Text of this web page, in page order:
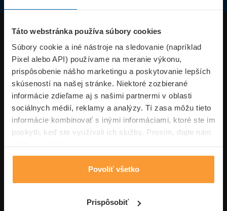
Táto webstránka používa súbory cookies
Súbory cookie a iné nástroje na sledovanie (napríklad
Pixel alebo API) používame na meranie výkonu,
prispôsobenie nášho marketingu a poskytovanie lepších
skúseností na našej stránke. Niektoré zozbierané
informácie zdieľame aj s našimi partnermi v oblasti
sociálnych médií, reklamy a analýzy. Tí zasa môžu tieto
informácie kombinovať s inými informáciami, ktoré ste im
poskytli, keď ste využívali ich služby. Prosím, dajte nám
Povoliť všetko
Prispôsobiť
Produkty
Superpoistenie.sk
Informácie
Typy poistení
Volajte pon-pia: 09:00–17:00 hod
0850 100 101
Napíšte nám